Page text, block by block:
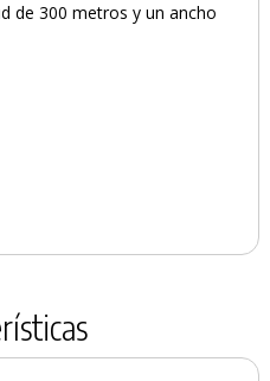
de 300 metros y un ancho